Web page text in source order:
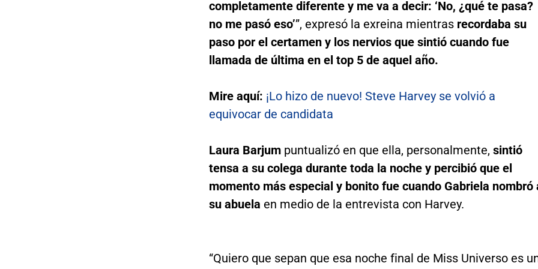
completamente diferente y me va a decir: ‘No, ¿qué te pasa?
no me pasó eso’”, expresó la exreina mientras recordaba su
paso por el certamen y los nervios que sintió cuando fue
llamada de última en el top 5 de aquel año.
Mire aquí: ¡Lo hizo de nuevo! Steve Harvey se volvió a
equivocar de candidata​​​​​​​
Laura Barjumpuntualizó en que ella, personalmente, sintió
tensa a su colega durante toda la noche y percibió que el
momento más especial y bonito fue cuando Gabriela nombró
su abuela en medio de la entrevista con Harvey.
“Quiero que sepan que esa noche final de Miss Universo es